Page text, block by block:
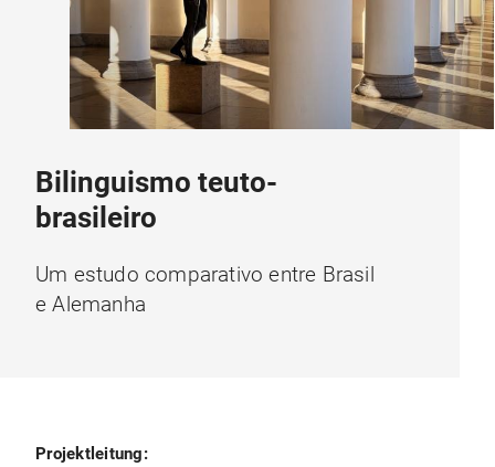
Bilinguismo teuto-
brasileiro
Um estudo comparativo entre Brasil
e Alemanha
Projektleitung: